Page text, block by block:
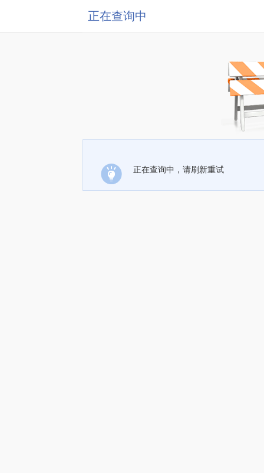
正在查询中
正在查询中，请刷新重试